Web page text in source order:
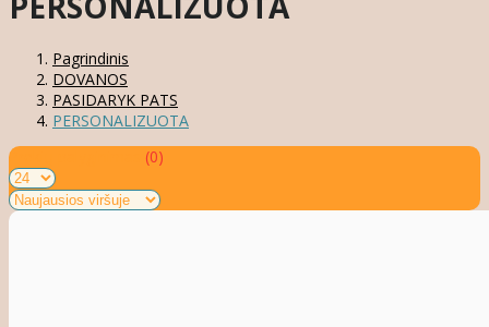
Pagrindinis
DOVANOS
PASIDARYK PATS
PERSONALIZUOTA
Prekių palyginimas (0)